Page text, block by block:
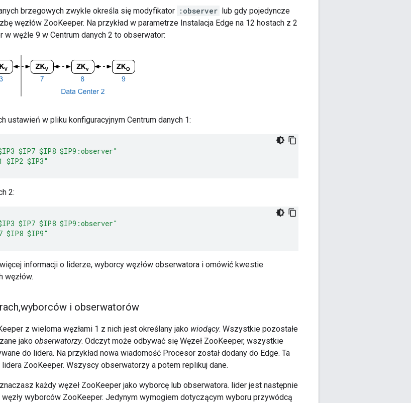
brzegowych zwykle określa się modyfikator :observer lub gdy pojedyncze
węzłów ZooKeeper. Na przykład w parametrze Instalacja Edge na 12 hostach z 2
w węźle 9 w Centrum danych 2 to obserwator:
ustawień w pliku konfiguracyjnym Centrum danych 1:
$IP7 $IP8 $IP9:observer"
$IP2 $IP3"
2:
$IP7 $IP8 $IP9:observer"
$IP8 $IP9"
informacji o liderze, wyborcy węzłów obserwatora i omówić kwestie
węzłów.
,wyborców i obserwatorów
z wieloma węzłami 1 z nich jest określany jako wiodący. Wszystkie pozostałe
jako obserwatorzy. Odczyt może odbywać się Węzeł ZooKeeper, wszystkie
do lidera. Na przykład nowa wiadomość Procesor został dodany do Edge. Ta
lidera ZooKeeper. Wszyscy obserwatorzy a potem replikuj dane.
każdy węzeł ZooKeeper jako wyborcę lub obserwatora. lider jest następnie
wyborców ZooKeeper. Jedynym wymogiem dotyczącym wyboru przywódcą